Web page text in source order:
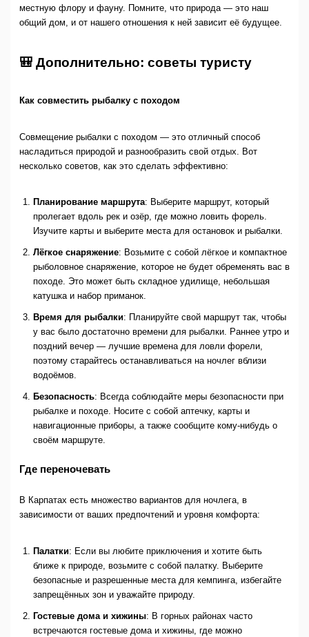
местную флору и фауну. Помните, что природа — это наш
общий дом, и от нашего отношения к ней зависит её будущее.
🎒 Дополнительно: советы туристу
Как совместить рыбалку с походом
Совмещение рыбалки с походом — это отличный способ
насладиться природой и разнообразить свой отдых. Вот
несколько советов, как это сделать эффективно:
Планирование маршрута: Выберите маршрут, который
пролегает вдоль рек и озёр, где можно ловить форель.
Изучите карты и выберите места для остановок и рыбалки.
Лёгкое снаряжение: Возьмите с собой лёгкое и компактное
рыболовное снаряжение, которое не будет обременять вас в
походе. Это может быть складное удилище, небольшая
катушка и набор приманок.
Время для рыбалки: Планируйте свой маршрут так, чтобы
у вас было достаточно времени для рыбалки. Раннее утро и
поздний вечер — лучшие времена для ловли форели,
поэтому старайтесь останавливаться на ночлег вблизи
водоёмов.
Безопасность: Всегда соблюдайте меры безопасности при
рыбалке и походе. Носите с собой аптечку, карты и
навигационные приборы, а также сообщите кому-нибудь о
своём маршруте.
Где переночевать
В Карпатах есть множество вариантов для ночлега, в
зависимости от ваших предпочтений и уровня комфорта:
Палатки: Если вы любите приключения и хотите быть
ближе к природе, возьмите с собой палатку. Выберите
безопасные и разрешенные места для кемпинга, избегайте
запрещённых зон и уважайте природу.
Гостевые дома и хижины: В горных районах часто
встречаются гостевые дома и хижины, где можно